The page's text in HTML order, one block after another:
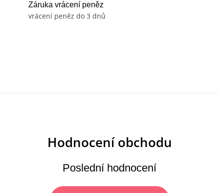
Záruka vrácení peněz
vrácení peněz do 3 dnů
Poslední hodnocení